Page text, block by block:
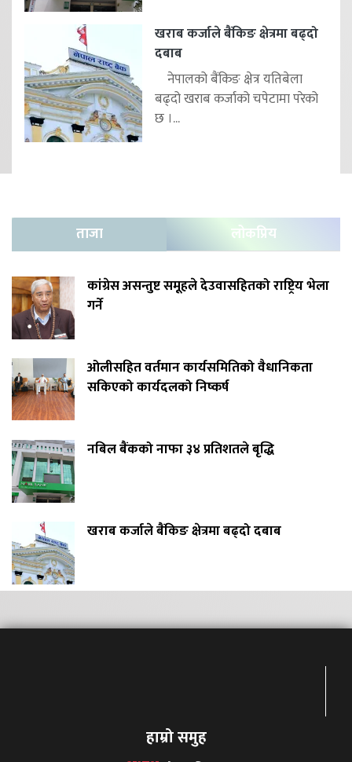
खराब कर्जाले बैंकिङ क्षेत्रमा बढ्दो
दबाब
नेपालको बैंकिङ क्षेत्र यतिबेला
बढ्दो खराब कर्जाको चपेटामा परेको
छ ।...
ताजा लोकप्रिय
कांग्रेस असन्तुष्ट समूहले देउवासहितको राष्ट्रिय भेला
गर्ने
ओलीसहित वर्तमान कार्यसमितिको वैधानिकता
सकिएको कार्यदलको निष्कर्ष
नबिल बैंकको नाफा ३४ प्रतिशतले बृद्धि
खराब कर्जाले बैंकिङ क्षेत्रमा बढ्दो दबाब
हाम्रो समुह